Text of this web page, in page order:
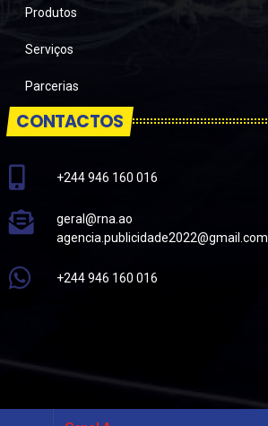
Produtos
Serviços
Parcerias
CONTACTOS
+244 946 160 016
geral@rna.ao
agencia.publicidade2022@gmail.com
+244 946 160 016